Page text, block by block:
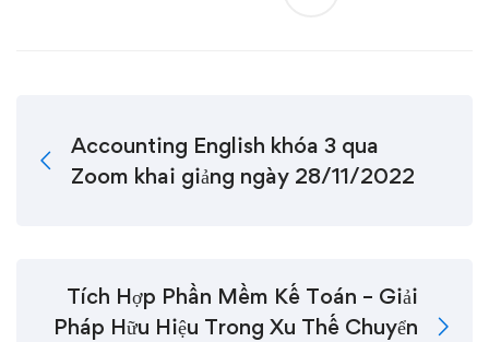
Accounting English khóa 3 qua
Zoom khai giảng ngày 28/11/2022
Tích Hợp Phần Mềm Kế Toán – Giải
Pháp Hữu Hiệu Trong Xu Thế Chuyển